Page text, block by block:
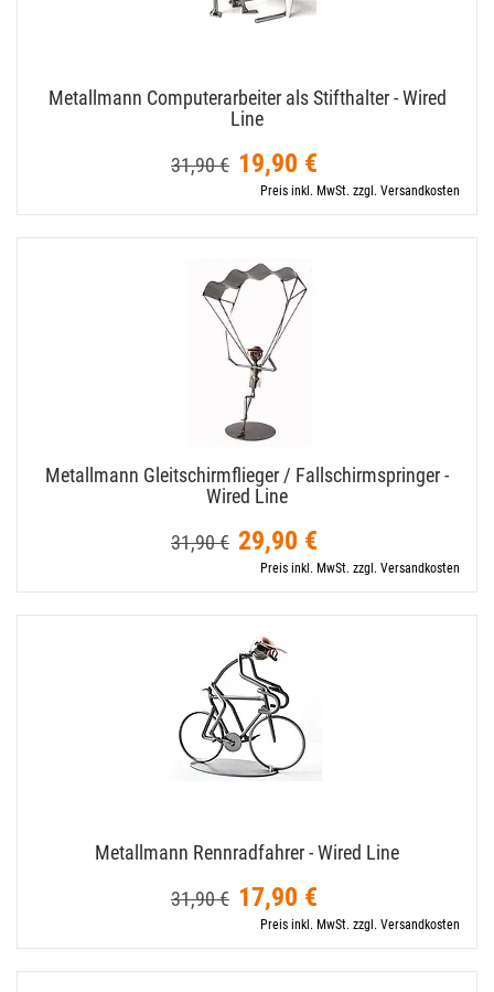
Metallmann Computerarbeiter als Stifthalter - Wired
Line
31,90 € 19,90 €
Preis inkl. MwSt. zzgl. Versandkosten
Metallmann Gleitschirmflieger / Fallschirmspringer -
Wired Line
31,90 € 29,90 €
Preis inkl. MwSt. zzgl. Versandkosten
Metallmann Rennradfahrer - Wired Line
31,90 € 17,90 €
Preis inkl. MwSt. zzgl. Versandkosten